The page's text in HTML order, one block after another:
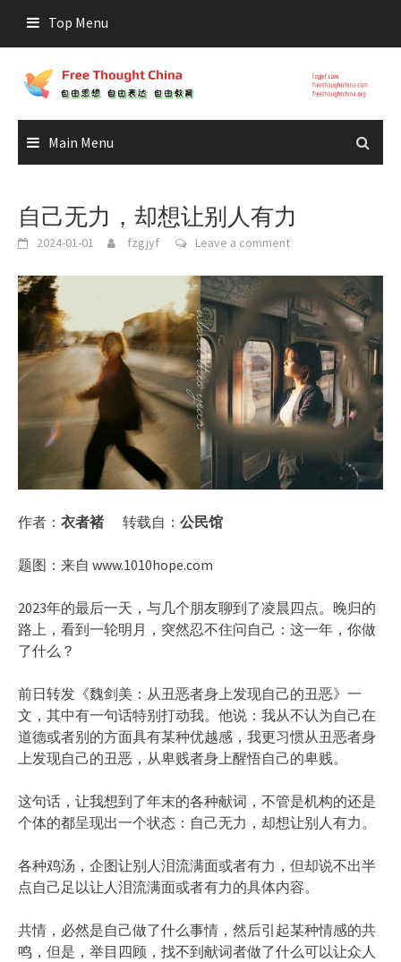
content
Top Menu
Main Menu
自己无力，却想让别人有力
2024-01-01 fzgjyf Leave a comment
作者： 衣者褚 转载自： 公民馆
题图：来自 www.1010hope.com
2023年的最后一天，与几个朋友聊到了凌晨四点。晚归的
路上，看到一轮明月，突然忍不住问自己：这一年，你做
了什么？
前日转发《魏剑美：从丑恶者身上发现自己的丑恶》一
文，其中有一句话特别打动我。他说：我从不认为自己在
道德或者别的方面具有某种优越感，我更习惯从丑恶者身
上发现自己的丑恶，从卑贱者身上醒悟自己的卑贱。
这句话，让我想到了年末的各种献词，不管是机构的还是
个体的都呈现出一个状态：自己无力，却想让别人有力。
各种鸡汤，企图让别人泪流满面或者有力，但却说不出半
点自己足以让人泪流满面或者有力的具体内容。
共情，必然是自己做了什么事情，然后引起某种情感的共
鸣，但是，举目四顾，找不到献词者做了什么可以让众人